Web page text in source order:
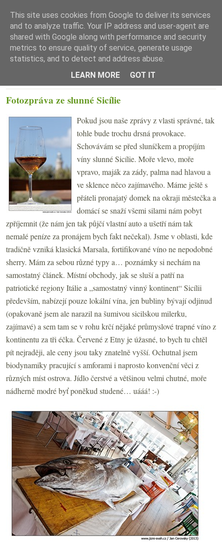
☰ Menu
Fotozpráva ze slunné Sicílie
Pokud jsou naše zprávy z vlasti správné, tak
tohle bude trochu drsná provokace.
Schovávám se před sluníčkem a propíjím
víny slunné Sicílie. Moře vlevo, moře
vpravo, maják za zády, palma nad hlavou a
ve sklence něco zajímavého. Máme ještě s
přáteli pronajatý domek na okraji městečka a
domácí se snaží všemi silami nám pobyt
zpříjemnit (že nám jen tak půjčí vlastní auto a ušetří nám tak
nemalé peníze za pronájem bych fakt nečekal). Jsme v oblasti, kde
tradičně vzniká klasická Marsala, fortifikované víno ne nepodobné
sherry. Mám za sebou různé typy a… poznámky si nechám na
samostatný článek. Místní obchody, jak se sluší a patří na
patriotické regiony Itálie a „samostatný vinný kontinent“ Sicílii
především, nabízejí pouze lokální vína, jen bubliny bývají odjinud
(opakovaně jsem ale narazil na šumivou sicilskou milerku,
zajímavé) a sem tam se v rohu krčí nějaké průmyslové trapné víno z
kontinentu za tři éčka. Červené z Etny je úžasné, to bych tu chtěl
pít nejraději, ale ceny jsou taky znatelně vyšší. Ochutnal jsem
biodynamiky pracující s amforami i naprosto konvenční věci z
různých míst ostrova. Jídlo čerstvé a většinou velmi chutné, moře
nádherně modré byť poněkud studené… uááá! :-)
This site uses cookies from Google to deliver its services
and to analyze traffic. Your IP address and user-agent are
shared with Google along with performance and security
metrics to ensure quality of service, generate usage
statistics, and to detect and address abuse.
LEARN MORE
GOT IT